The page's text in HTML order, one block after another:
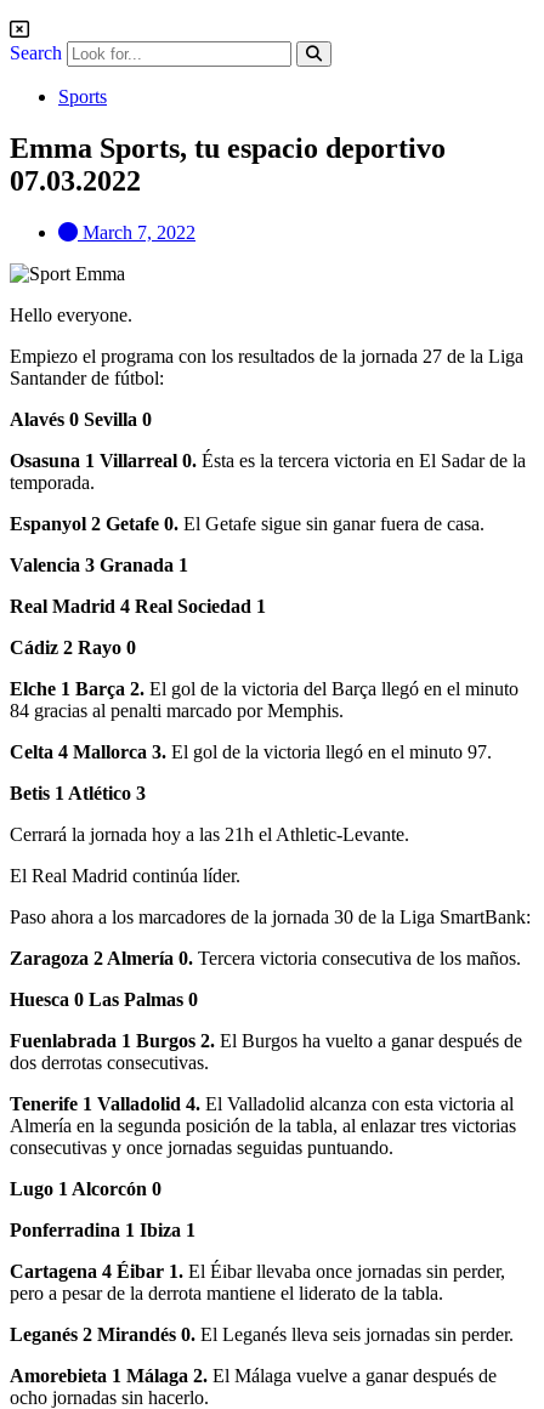
Search
Sports
Emma Sports, tu espacio deportivo
07.03.2022
March 7, 2022
Hello everyone.
Empiezo el programa con los resultados de la jornada 27 de la Liga
Santander de fútbol:
Alavés 0 Sevilla 0
Osasuna 1 Villarreal 0. Ésta es la tercera victoria en El Sadar de la
temporada.
Espanyol 2 Getafe 0. El Getafe sigue sin ganar fuera de casa.
Valencia 3 Granada 1
Real Madrid 4 Real Sociedad 1
Cádiz 2 Rayo 0
Elche 1 Barça 2. El gol de la victoria del Barça llegó en el minuto
84 gracias al penalti marcado por Memphis.
Celta 4 Mallorca 3. El gol de la victoria llegó en el minuto 97.
Betis 1 Atlético 3
Cerrará la jornada hoy a las 21h el Athletic-Levante.
El Real Madrid continúa líder.
Paso ahora a los marcadores de la jornada 30 de la Liga SmartBank:
Zaragoza 2 Almería 0. Tercera victoria consecutiva de los maños.
Huesca 0 Las Palmas 0
Fuenlabrada 1 Burgos 2. El Burgos ha vuelto a ganar después de
dos derrotas consecutivas.
Tenerife 1 Valladolid 4. El Valladolid alcanza con esta victoria al
Almería en la segunda posición de la tabla, al enlazar tres victorias
consecutivas y once jornadas seguidas puntuando.
Lugo 1 Alcorcón 0
Ponferradina 1 Ibiza 1
Cartagena 4 Éibar 1. El Éibar llevaba once jornadas sin perder,
pero a pesar de la derrota mantiene el liderato de la tabla.
Leganés 2 Mirandés 0. El Leganés lleva seis jornadas sin perder.
Amorebieta 1 Málaga 2. El Málaga vuelve a ganar después de
ocho jornadas sin hacerlo.